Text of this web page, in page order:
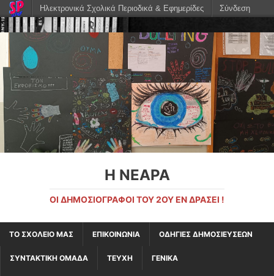
Η ΝΕΑΡΑ
ΟΙ ΔΗΜΟΣΙΟΓΡΆΦΟΙ ΤΟΥ 2ΟΥ ΕΝ ΔΡΆΣΕΙ !
ΤΟ ΣΧΟΛΕΙΟ ΜΑΣ ΕΠΙΚΟΙΝΩΝΙΑ ΟΔΗΓΙΕΣ ΔΗΜΟΣΙΕΥΣΕΩΝ
ΣΥΝΤΑΚΤΙΚΗ ΟΜΑΔΑ ΤΕΥΧΗ ΓΕΝΙΚΑ
Ηλεκτρονικά Σχολικά Περιοδικά & Εφημερίδες Σύνδεση